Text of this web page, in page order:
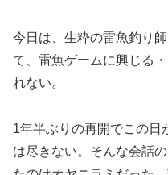
今日は、生粋の雷魚釣り
て、雷魚ゲームに興じる
れない。
1年半ぶりの再開でこの日
は尽きない。そんな会話